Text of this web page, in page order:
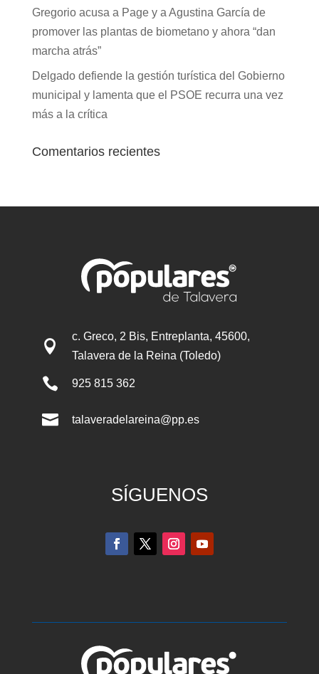
Gregorio acusa a Page y a Agustina García de
promover las plantas de biometano y ahora “dan
marcha atrás”
Delgado defiende la gestión turística del Gobierno
municipal y lamenta que el PSOE recurra una vez
más a la crítica
Comentarios recientes

c. Greco, 2 Bis, Entreplanta, 45600,
Talavera de la Reina (Toledo)
 925 815 362
 talaveradelareina@pp.es
SÍGUENOS